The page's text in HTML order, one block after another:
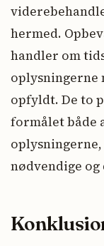
hermed.
handler om
oplysningerne
opfyldt. De to
formålet både
nødvendige